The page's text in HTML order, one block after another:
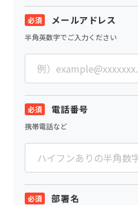
メールアドレス
半角英数字でご入力ください
電話番号
携帯電話など
部署名